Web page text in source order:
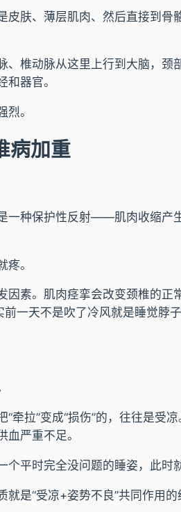
皮肤、薄层肌肉、然后直接到
椎动脉从这里上行到大脑，
器官。
。
病加重
一种保护性反射——肌肉收缩产
。
素。肌肉痉挛会改变颈椎的
一天不是吹了冷风就是睡觉脖子
牵拉”变成“损伤”的，往往是
严重不足。
平时完全没问题的睡姿，此时
是“受凉+姿势不良”共同作用的